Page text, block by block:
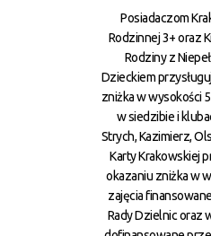
Posiadaczom
Rodzinnej 3+ oraz
Rodziny z
Dzieckiem
zniżka w wysokości
w siedzibie i
Strych, Kazimierz,
Karty Krakowskiej
okazaniu zniżka w
zajęcia
Rady Dzielnic oraz